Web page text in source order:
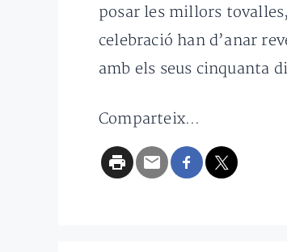
posar les millors
celebració han d’anar
amb els seus cinquanta
Comparteix...